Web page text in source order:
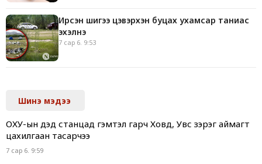
Ирсэн шигээ цэвэрхэн буцах ухамсар таниас
эхэлнэ
7 сар 6. 9:53
Шинэ мэдээ
ОХУ-ын дэд станцад гэмтэл гарч Ховд, Увс зэрэг аймагт
цахилгаан тасарчээ
7 сар 6. 9:59